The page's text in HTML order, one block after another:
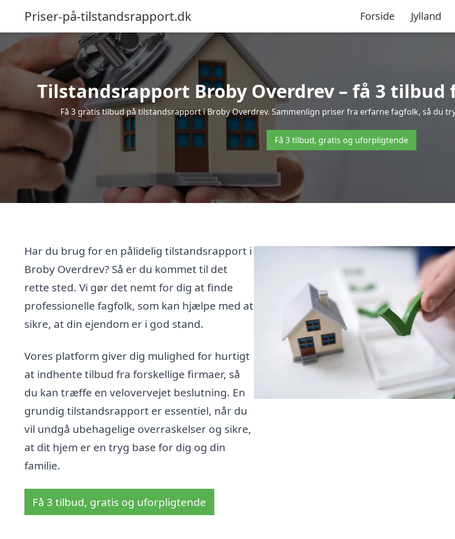
Priser-på-tilstandsrapport.dk Forside Jylland
Tilstandsrapport Broby Overdrev – få 3
Få 3 gratis tilbud på tilstandsrapport i Broby Overdrev. Sammenlign priser fra erfarne fagfolk, så du
Få 3 tilbud, gratis og uforpligtende
Har du brug for en pålidelig tilstandsrapport i
Broby Overdrev? Så er du kommet til det
rette sted. Vi gør det nemt for dig at finde
professionelle fagfolk, som kan hjælpe med at
sikre, at din ejendom er i god stand.
Vores platform giver dig mulighed for hurtigt
at indhente tilbud fra forskellige firmaer, så
du kan træffe en velovervejet beslutning. En
grundig tilstandsrapport er essentiel, når du
vil undgå ubehagelige overraskelser og sikre,
at dit hjem er en tryg base for dig og din
familie.
Få 3 tilbud, gratis og uforpligtende